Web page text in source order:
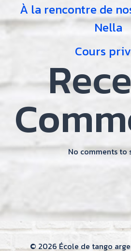
À la rencontre de
Nella
Cours
No comments to
© 2026 École de tango